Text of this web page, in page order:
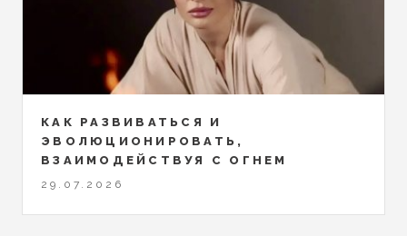
КАК РАЗВИВАТЬСЯ И
ЭВОЛЮЦИОНИРОВАТЬ,
ВЗАИМОДЕЙСТВУЯ С ОГНЕМ
29.07.2026